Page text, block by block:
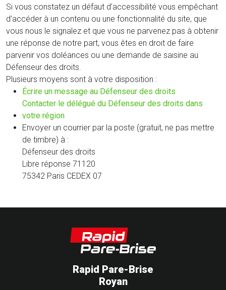
Si vous constatez un défaut d’accessibilité vous empêchant
d’accéder à un contenu ou une fonctionnalité du site, que
vous nous le signalez et que vous ne parvenez pas à obtenir
une réponse de notre part, vous êtes en droit de faire
parvenir vos doléances ou une demande de saisine au
Défenseur des droits.
Plusieurs moyens sont à votre disposition :
Écrire un message au Défenseur des droits
fenêtre)
Contacter le délégué du Défenseur des droits dans
votre région(nouvelle
fenêtre)
Envoyer un courrier par la poste (gratuit, ne pas mettre
de timbre) à :
Défenseur des droits
Libre réponse 71120
75342 Paris CEDEX 07
Rapid Pare-Brise
Royan